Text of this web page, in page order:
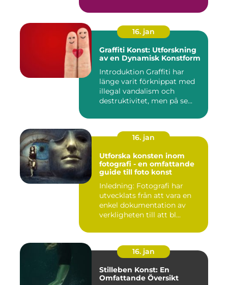
16. jan
Graffiti Konst: Utforskning
av en Dynamisk Konstform
Introduktion Graffiti har
länge varit förknippat med
illegal vandalism och
destruktivitet, men på se...
16. jan
Utforska konsten inom
fotografi - en omfattande
guide till foto konst
Inledning: Fotografi har
utvecklats från att vara en
enkel dokumentation av
verkligheten till att bl...
16. jan
Stilleben Konst: En
Omfattande Översikt